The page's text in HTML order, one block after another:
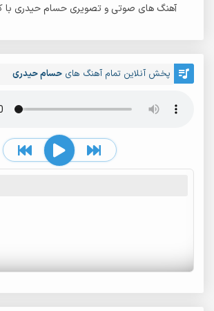
آهنگ های صوتی و تصویری حسام حیدری با
پخش آنلاین تمام آهنگ های حسام حیدری